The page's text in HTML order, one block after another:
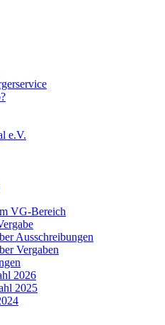
e.V.
VG-Bereich
Ausschreibungen
Vergaben
2026
2025